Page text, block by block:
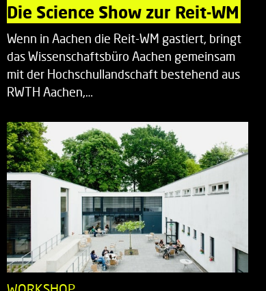
Die Science Show zur Reit-WM
Wenn in Aachen die Reit-WM gastiert, bringt
das Wissenschaftsbüro Aachen gemeinsam
mit der Hochschullandschaft bestehend aus
RWTH Aachen,…